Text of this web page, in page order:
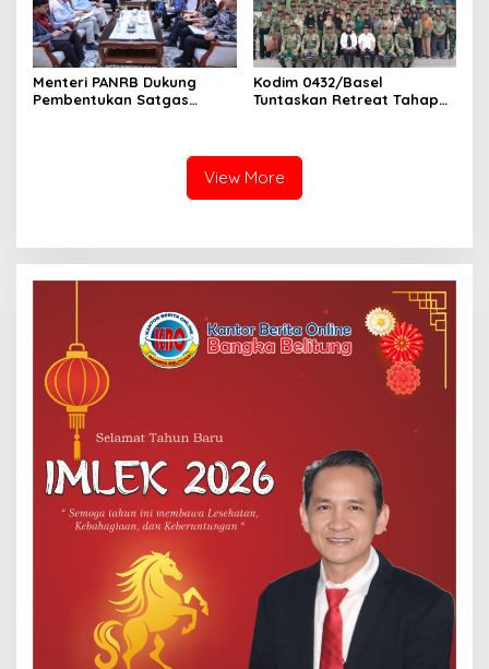
Menteri PANRB Dukung
Pembentukan Satgas
Kodim 0432/Basel
Tuntaskan Retreat Tahap
View More